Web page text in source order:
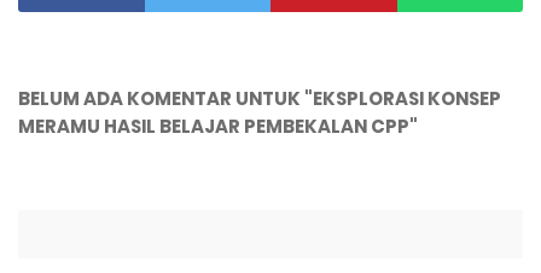
BELUM ADA KOMENTAR UNTUK "EKSPLORASI KONSEP
MERAMU HASIL BELAJAR PEMBEKALAN CPP"